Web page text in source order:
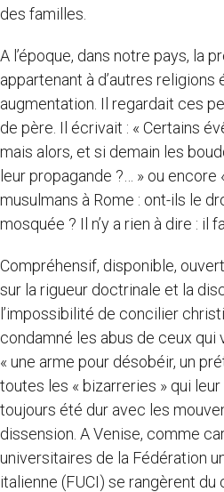
des familles.
A l’époque, dans notre pays, la
appartenant à d’autres religions
augmentation. Il regardait ces
de père. Il écrivait : « Certains
mais alors, et si demain les
leur propagande ?… » ou encore
musulmans à Rome : ont-ils le
mosquée ? Il n’y a rien à dire : il
Compréhensif, disponible,
sur la rigueur doctrinale et la
l’impossibilité de concilier
condamné les abus de ceux
« une arme pour désobéir, un
toutes les « bizarreries » qui
toujours été dur avec les
dissension. A Venise, comme
universitaires de la Fédération
italienne (FUCI) se rangèrent du